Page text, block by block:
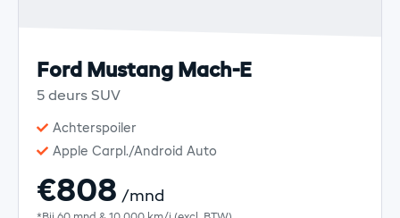
Ford Mustang Mach-E
5 deurs SUV
Achterspoiler
Apple Carpl./Android Auto
€808 /mnd